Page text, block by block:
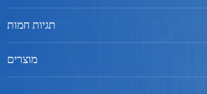
תגיות חמות
מוצרים